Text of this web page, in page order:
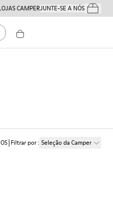
CAMPERJUNTE-SE A NÓSOs Teus
Filtrar por: Seleção da Camper